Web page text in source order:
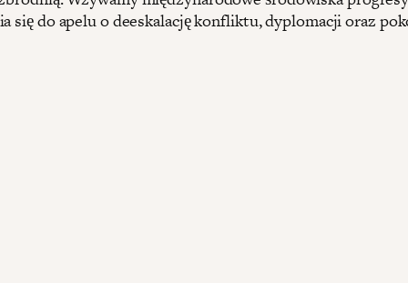
się do apelu o deeskalację konfliktu, dyplomacji oraz